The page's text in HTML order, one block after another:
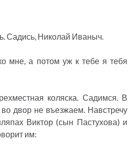
Садись, Николай Иваныч.
мне, а потом уж к тебе я тебя
коляска. Садимся. В
двор не въезжаем. Навстречу
Виктор (сын Пастухова) и
им: